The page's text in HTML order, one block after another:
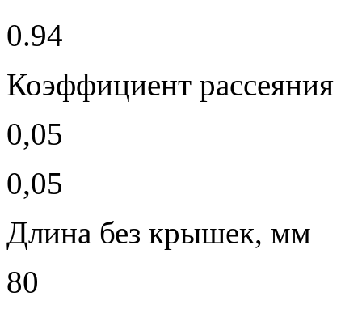
0.94
Коэффициент рассеяния
0,05
0,05
Длина без крышек, мм
80